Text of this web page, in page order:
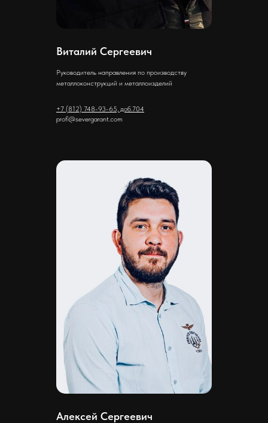
Виталий Сергеевич
Руководитель направления по производству
металлоконструкций и металлоизделий
+7 (812) 748-93-65, доб.704
profi@severgarant.com
Алексей Сергеевич